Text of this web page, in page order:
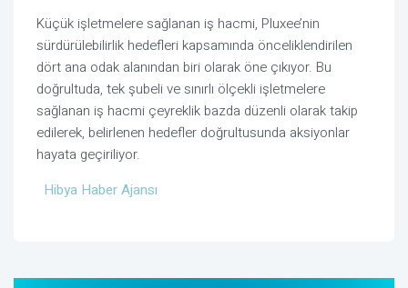
Küçük işletmelere sağlanan iş hacmi, Pluxee’nin
sürdürülebilirlik hedefleri kapsamında önceliklendirilen
dört ana odak alanından biri olarak öne çıkıyor. Bu
doğrultuda, tek şubeli ve sınırlı ölçekli işletmelere
sağlanan iş hacmi çeyreklik bazda düzenli olarak takip
edilerek, belirlenen hedefler doğrultusunda aksiyonlar
hayata geçiriliyor.
Hibya Haber Ajansı